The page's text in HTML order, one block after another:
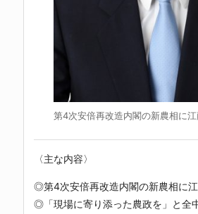
第4次安倍再改造内閣の新農相に
〈主な内容〉
◎第4次安倍再改造内閣の新農相に
◎「現場に寄り添った農政を」と全